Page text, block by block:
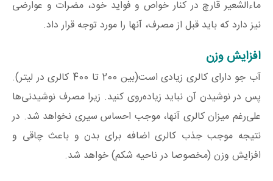
ماءالشعیر قارچ در کنار خواص و فواید خود، مضرات و عوارضی
نیز دارد که باید قبل از مصرف، آنها را مورد توجه قرار داد.
افزایش وزن
آب جو دارای کالری زیادی است(بین 200 تا 400 کالری در لیتر).
پس در نوشیدن آن نباید زیاده‌روی کنید. زیرا مصرف نوشیدنی‌ها
علی‌رغم میزان کالری آنها، موجب احساس سیری نخواهد شد. در
نتیجه موجب جذب کالری اضافه برای بدن و باعث چاقی و
افزایش وزن (مخصوصا در ناحیه شکم) خواهد شد.